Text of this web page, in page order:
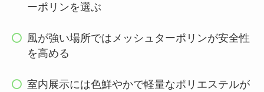
ーポリンを選ぶ
風が強い場所ではメッシュターポリンが安全性
を高める
室内展示には色鮮やかで軽量なポリエステルが